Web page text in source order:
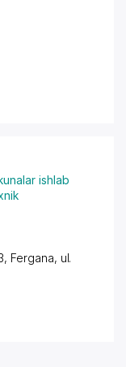
ishlab
Fergana, ul.